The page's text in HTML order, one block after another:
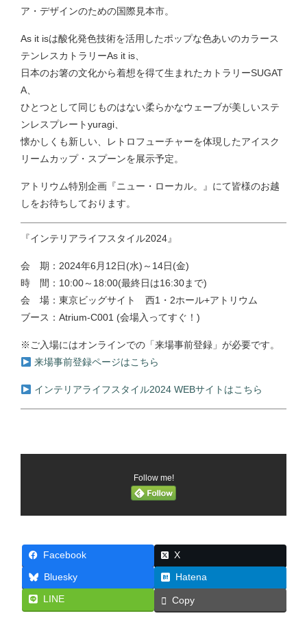
ア・デザインのための国際見本市。
As it isは酸化発色技術を活用したポップな色あいのカラース
テンレスカトラリーAs it is、
日本のお箸の文化から着想を得て生まれたカトラリーSUGAT
A、
ひとつとして同じものはない柔らかなウェーブが美しいステ
ンレスプレートyuragi、
懐かしくも新しい、レトロフューチャーを体現したアイスク
リームカップ・スプーンを展示予定。
アトリウム特別企画『ニュー・ローカル。』にて皆様のお越
しをお待ちしております。
『インテリアライフスタイル2024』
会 期：2024年6月12日(水)～14日(金)
時 間：10:00～18:00(最終日は16:30まで)
会 場：東京ビッグサイト 西1・2ホール+アトリウム
ブース：Atrium-C001 (会場入ってすぐ！)
※ご入場にはオンラインでの「来場事前登録」が必要です。
来場事前登録ページはこちら
インテリアライフスタイル2024 WEBサイトはこちら
Follow me!
Facebook
X
Bluesky
Hatena
LINE
Copy